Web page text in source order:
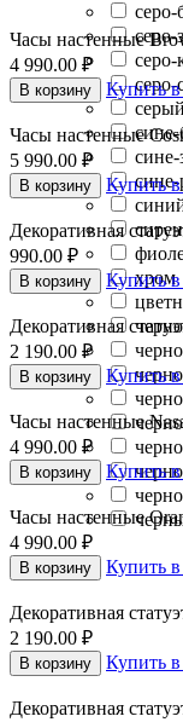
серо-
серо-
серый
сине-
сине-
хром
Часы настенные
4 990.00 ₽
В корзину Купить
Часы настенные
5 990.00 ₽
В корзину Купить
Декоративная
990.00 ₽
В корзину Купить
Декоративная
2 190.00 ₽
В корзину Купить
Часы настенные
4 990.00 ₽
В корзину Купить
Часы настенные
4 990.00 ₽
В корзину Купить
Декоративная
2 190.00 ₽
В корзину Купить
Декоративная